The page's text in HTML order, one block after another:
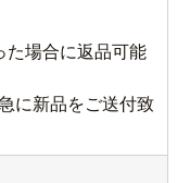
た場合に返品可能
に新品をご送付致